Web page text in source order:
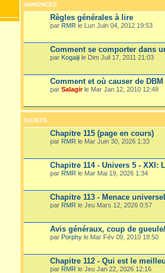
ANNONCES
Règles générales à lire
par RMR le Lun Juin 04, 2012 19:53
Comment se comporter dans
par Kogaiji le Dim Juil 17, 2011 21:03
Comment et où causer de DBM
par Salagirle Mar Jan 12, 2010 12:48
SUJETS
Chapitre 115 (page en cours)
par RMR le Mar Juin 30, 2026 1:33
Chapitre 114 - Univers 5 - XXI:
par RMR le Mar Mai 19, 2026 1:34
Chapitre 113 - Menace
par RMR le Jeu Mars 12, 2026 0:57
Avis généraux, coup de
par Porphy le Mar Fév 09, 2010 18:50
Chapitre 112 - Qui est le
par RMR le Jeu Jan 22, 2026 12:16